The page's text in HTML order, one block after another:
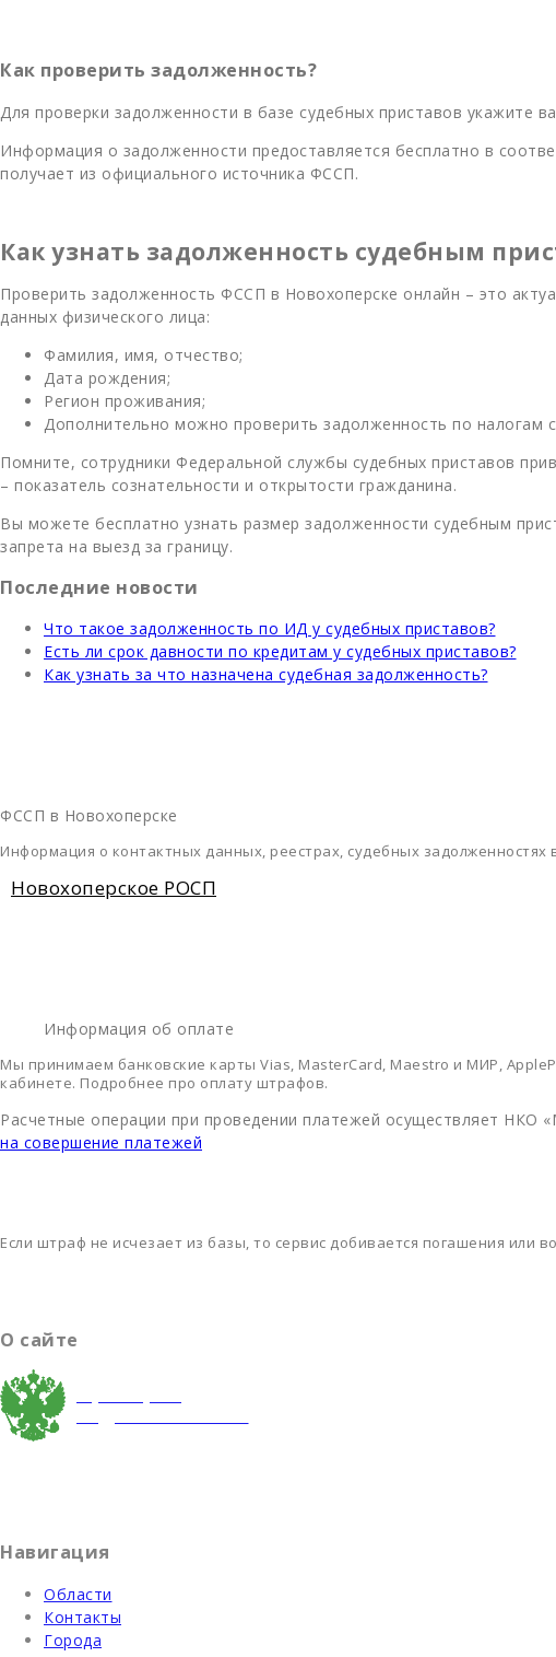
Как проверить задолженность?
Для проверки задолженности в базе судебных приставов укажите
Информация о задолженности предоставляется бесплатно в
получает из официального источника ФССП.
Как узнать задолженность судебным
Проверить задолженность ФССП в Новохоперске онлайн – это
данных физического лица:
Фамилия, имя, отчество;
Дата рождения;
Регион проживания;
Дополнительно можно проверить задолженность по
Помните, сотрудники Федеральной службы судебных приставов
– показатель сознательности и открытости гражданина.
Вы можете бесплатно узнать размер задолженности судебным
запрета на выезд за границу.
Последние новости
Что такое задолженность по ИД у судебных приставов?
Есть ли срок давности по кредитам у судебных приставов?
Как узнать за что назначена судебная задолженность?
ФССП в Новохоперске
Информация о контактных данных, реестрах, судебных
Новохоперское РОСП
Информация об оплате
Мы принимаем банковские карты Vias, MasterCard, Maestro и МИР,
кабинете. Подробнее про оплату штрафов.
Расчетные операции при проведении платежей осуществляет НКО
на совершение платежей
Если штраф не исчезает из базы, то сервис добивается погашения
О сайте
Навигация
Области
Контакты
Города